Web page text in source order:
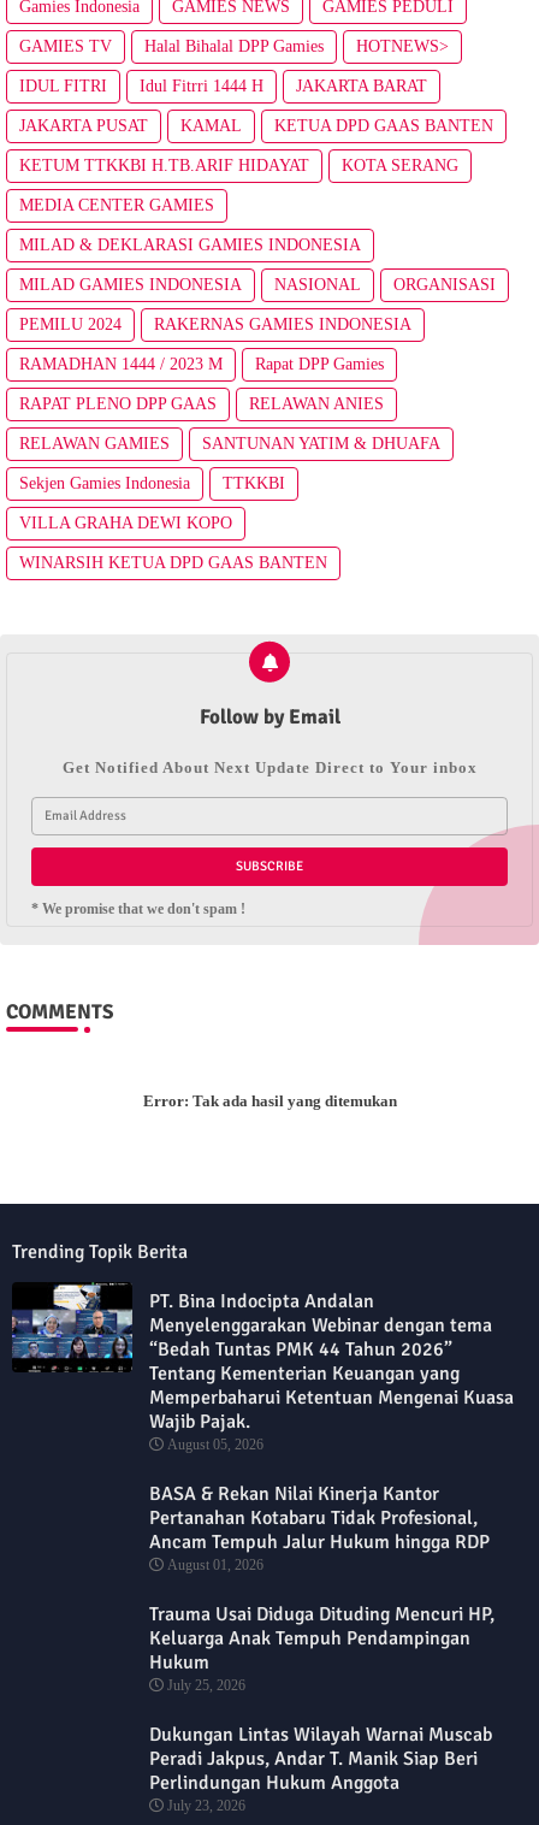
Gamies Indonesia GAMIES NEWS GAMIES PEDULI
GAMIES TV Halal Bihalal DPP Gamies HOTNEWS>
IDUL FITRI Idul Fitrri 1444 H JAKARTA BARAT
JAKARTA PUSAT KAMAL KETUA DPD GAAS BANTEN
KETUM TTKKBI H.TB.ARIF HIDAYAT KOTA SERANG
MEDIA CENTER GAMIES
MILAD & DEKLARASI GAMIES INDONESIA
MILAD GAMIES INDONESIA NASIONAL ORGANISASI
PEMILU 2024 RAKERNAS GAMIES INDONESIA
RAMADHAN 1444 / 2023 M Rapat DPP Gamies
RAPAT PLENO DPP GAAS RELAWAN ANIES
RELAWAN GAMIES SANTUNAN YATIM & DHUAFA
Sekjen Gamies Indonesia TTKKBI
VILLA GRAHA DEWI KOPO
WINARSIH KETUA DPD GAAS BANTEN
Follow by Email
Get Notified About Next Update Direct to Your inbox
* We promise that we don't spam !
COMMENTS
Error: Tak ada hasil yang ditemukan
Trending Topik Berita
PT. Bina Indocipta Andalan
Menyelenggarakan Webinar dengan tema
“Bedah Tuntas PMK 44 Tahun 2026”
Tentang Kementerian Keuangan yang
Memperbaharui Ketentuan Mengenai Kuasa
Wajib Pajak.
August 05, 2026
BASA & Rekan Nilai Kinerja Kantor
Pertanahan Kotabaru Tidak Profesional,
Ancam Tempuh Jalur Hukum hingga RDP
August 01, 2026
Trauma Usai Diduga Dituding Mencuri HP,
Keluarga Anak Tempuh Pendampingan
Hukum
July 25, 2026
Dukungan Lintas Wilayah Warnai Muscab
Peradi Jakpus, Andar T. Manik Siap Beri
Perlindungan Hukum Anggota
July 23, 2026